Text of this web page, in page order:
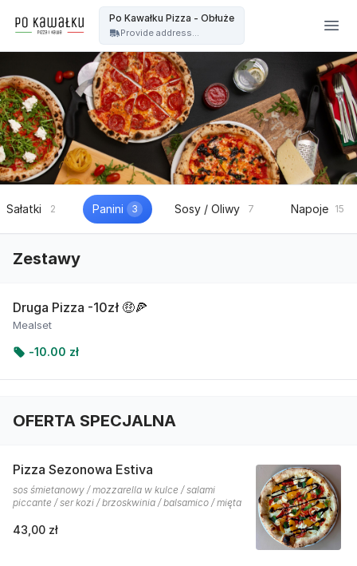
Po Kawałku Pizza - Obłuże
Provide address...
Sałatki 2 Panini 3 Sosy / Oliwy 7 Napoje 15
Zestawy
Druga Pizza -10zł 🤑🍕
Mealset
-10.00 zł
OFERTA SPECJALNA
Pizza Sezonowa Estiva
sos śmietanowy / mozzarella w kulce / salami
piccante / ser kozi / brzoskwinia / balsamico / mięta
43,00 zł